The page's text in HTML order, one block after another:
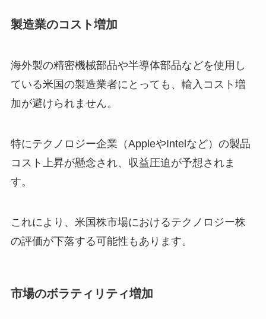
製造業のコスト増加
海外製の精密機械部品や半導体部品などを使用し
ている米国の製造業者にとっても、輸入コスト増
加が避けられません。
特にテクノロジー企業（AppleやIntelなど）の製品
コスト上昇が懸念され、収益圧迫が予想されま
す。
これにより、米国株市場におけるテクノロジー株
の評価が下落する可能性もあります。
市場のボラティリティ増加